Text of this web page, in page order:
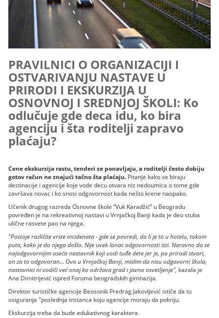
PRAVILNICI O ORGANIZACIJI I
OSTVARIVANJU NASTAVE U
PRIRODI I EKSKURZIJA U
OSNOVNOJ I SREDNJOJ ŠKOLI: Ko
odlučuje gde deca idu, ko bira
agenciju i šta roditelji zapravo
plaćaju?
Cene ekskurzija rastu, tenderi se ponavljaju, a roditelji često dobiju
gotov račun ne znajući tačno šta plaćaju. Pitanje kako se biraju
destinacije i agencije koje vode decu otvara niz nedoumica o tome gde
završava novac i ko snosi odgovornost kada nešto krene naopako.
Učenik drugog razreda Osnovne škole “Vuk Karadžić” u Beogradu
povređen je na rekreativnoj nastavi u Vrnjačkoj Banji kada je deo stuba
ulične rasvete pao na njega.
"Postoje različite vrste incidenata - gde se povredi, da li je to u hotelu, tokom
puta, kako je do njega došlo. Nije uvek lanac odgovornosti isti. Naravno da se
najodgovornijim oseća nastavnik koji vodi tuđe dete jer je, po prirodi stvari,
on za to odgovoran… Ovo u Vrnjačkoj Banji, mislim da nisu odgovorni škola,
nastavnici ni vodiči već onaj ko održava grad i javno osvetljenje", kazala je
Ana Dimitrijević ispred Foruma beogradskih gimnazija.
Direktor turističke agencije Beosonik Predrag Jakovljević ističe da tu
osiguranje "poslednja instanca koju agencije moraju da pokriju.
Ekskurzija treba da bude edukativnog karaktera.